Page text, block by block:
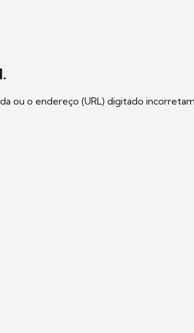
ou o endereço (URL) digitado